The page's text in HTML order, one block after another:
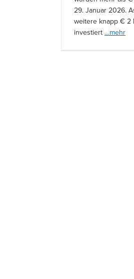
29. Januar 2026.
weitere knapp € 2
investiert …mehr